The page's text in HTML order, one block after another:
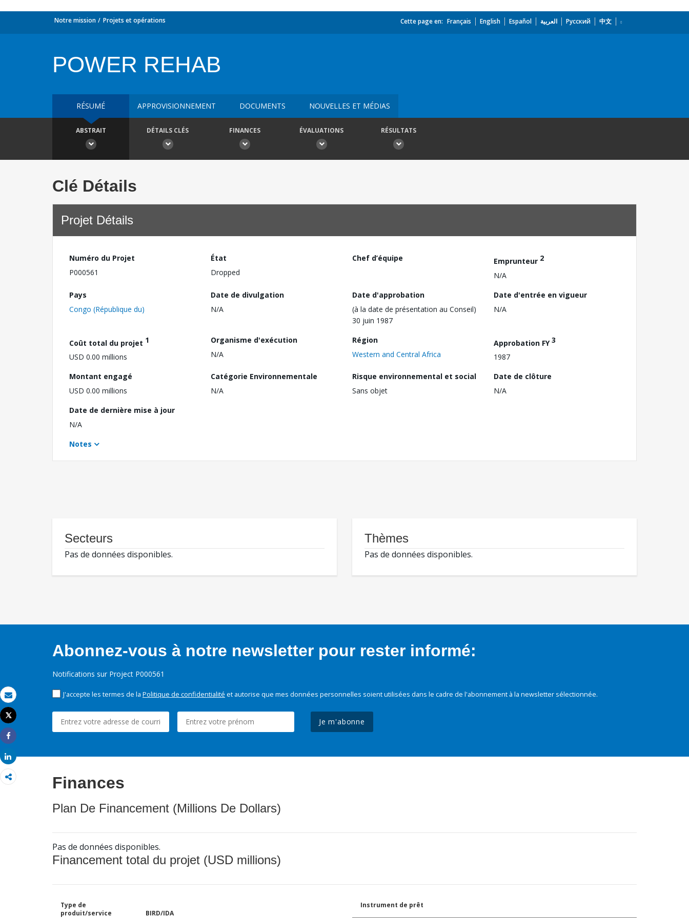
Email
Imprimer
Tweet
Share
Share
Notre mission Projets et opérations Cette page en: Français English Español العربية Русский 中文
POWER REHAB
RÉSUMÉ APPROVISIONNEMENT DOCUMENTS NOUVELLES ET MÉDIAS
ABSTRAIT DÉTAILS CLÉS FINANCES ÉVALUATIONS RÉSULTATS
Clé Détails
Projet Détails
Numéro du Projet
P000561
État
Dropped
Chef d’équipe Emprunteur 2
N/A
Pays
Congo (République du)
Date de divulgation
N/A
Date d'approbation
(à la date de présentation au Conseil)
30 juin 1987
Date d'entrée en vigueur
N/A
Coût total du projet 1
USD 0.00 millions
Organisme d'exécution
N/A
Région
Western and Central Africa
Approbation FY3
1987
Montant engagé
USD 0.00 millions
Catégorie Environnementale
N/A
Risque environnemental et social
Sans objet
Date de clôture
N/A
Date de dernière mise à jour
N/A
Notes
Secteurs
Pas de données disponibles.
Thèmes
Pas de données disponibles.
Abonnez-vous à notre newsletter pour rester informé:
Notifications sur Project P000561
J'accepte les termes de la Politique de confidentialité et autorise que mes données personnelles soient utilisées dans le cadre de l'abonnement à la newsletter sélectionnée.
Je m'abonne
Finances
Plan De Financement (Millions De Dollars)
Pas de données disponibles.
Financement total du projet (USD millions)
Type de
produit/service
BIRD/IDA
Instrument de prêt